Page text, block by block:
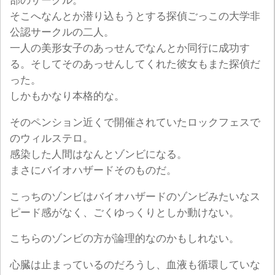
そこへなんとか潜り込もうとする探偵ごっこの大学非
公認サークルの二人。
一人の美形女子のあっせんでなんとか同行に成功す
る。そしてそのあっせんしてくれた彼女もまた探偵だ
った。
しかもかなり本格的な。
そのペンション近くで開催されていたロックフェスで
のウィルステロ。
感染した人間はなんとゾンビになる。
まさにバイオハザードそのものだ。
こっちのゾンビはバイオハザードのゾンビみたいなス
ピード感がなく、ごくゆっくりとしか動けない。
こちらのゾンビの方が論理的なのかもしれない。
心臓は止まっているのだろうし、血液も循環していな